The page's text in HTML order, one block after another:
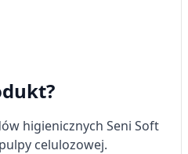
higienicznych Seni Soft
celulozowej.
danych do
na podstawie